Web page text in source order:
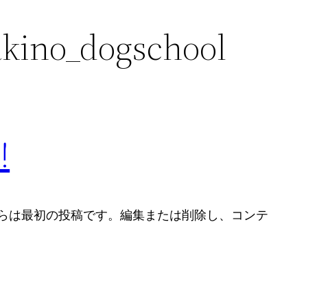
は最初の投稿です。編集または削除し、コンテ